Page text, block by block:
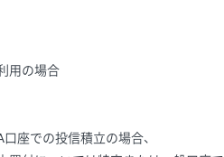
用の場合
口座での投信積立の場合、